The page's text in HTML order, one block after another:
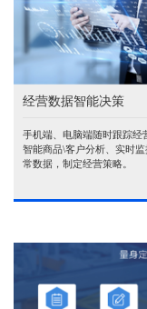
经营数据智能决策
手机端、电脑端随时跟踪经
智能商品\客户分析、实时
常数据，制定经营策略。